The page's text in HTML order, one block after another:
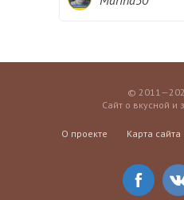
©
Сайт о вкусной
О проекте Карта сайта